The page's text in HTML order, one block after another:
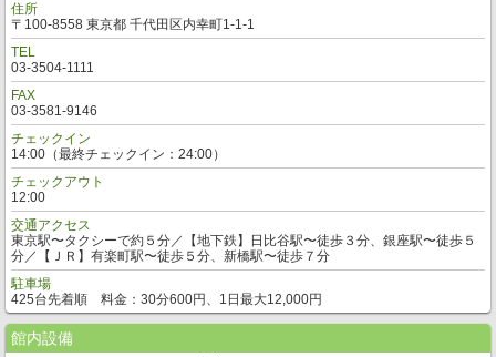
住所
〒100-8558 東京都 千代田区内幸町1-1-1
TEL
03-3504-1111
FAX
03-3581-9146
チェックイン
14:00（最終チェックイン：24:00）
チェックアウト
12:00
交通アクセス
東京駅〜タクシーで約５分／【地下鉄】日比谷駅〜徒歩３分、銀座駅〜徒歩５
分／【ＪＲ】有楽町駅〜徒歩５分、新橋駅〜徒歩７分
駐車場
425台先着順 料金：30分600円、1日最大12,000円
館内設備